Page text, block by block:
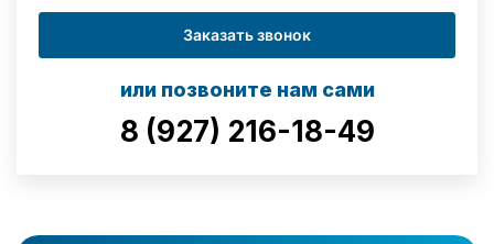
Заказать звонок
или позвоните нам сами
8 (927) 216-18-49